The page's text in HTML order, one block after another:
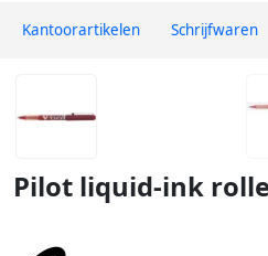
Kantoorartikelen Schrijfwaren
Pilot liquid-ink